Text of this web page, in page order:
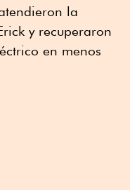
la
y recuperaron
en menos